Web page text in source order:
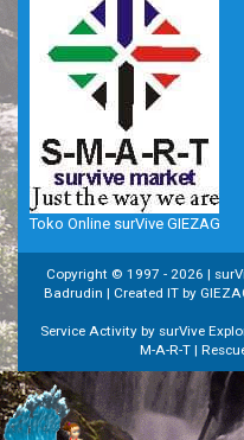
Toko Online surVive GIEZAG
Copyright © 1997 - 2026 |
Badrudin | Created IT by
Service Activity by surVive
M-A-R-T |